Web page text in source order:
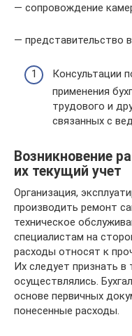
— сопровождение
— представительство в
Консультации
применения
трудового и
связанных с
Возникновение
их текущий учет
Организация,
производить ремонт
техническое
специалистам на
расходы относят к
Их следует признать в
осуществлялись.
основе первичных
понесенные расходы.